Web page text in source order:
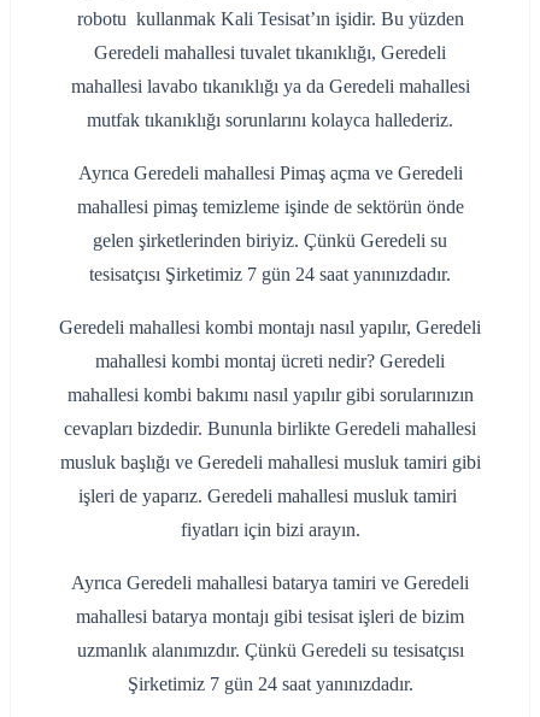
robotu kullanmak Kali Tesisat’ın işidir. Bu yüzden
Geredeli mahallesi tuvalet tıkanıklığı, Geredeli
mahallesi lavabo tıkanıklığı ya da Geredeli mahallesi
mutfak tıkanıklığı sorunlarını kolayca hallederiz.
Ayrıca Geredeli mahallesi Pimaş açma ve Geredeli
mahallesi pimaş temizleme işinde de sektörün önde
gelen şirketlerinden biriyiz. Çünkü Geredeli su
tesisatçısı Şirketimiz 7 gün 24 saat yanınızdadır.
Geredeli mahallesi kombi montajı nasıl yapılır, Geredeli
mahallesi kombi montaj ücreti nedir? Geredeli
mahallesi kombi bakımı nasıl yapılır gibi sorularınızın
cevapları bizdedir. Bununla birlikte Geredeli mahallesi
musluk başlığı ve Geredeli mahallesi musluk tamiri gibi
işleri de yaparız. Geredeli mahallesi musluk tamiri
fiyatları için bizi arayın.
Ayrıca Geredeli mahallesi batarya tamiri ve Geredeli
mahallesi batarya montajı gibi tesisat işleri de bizim
uzmanlık alanımızdır. Çünkü Geredeli su tesisatçısı
Şirketimiz 7 gün 24 saat yanınızdadır.